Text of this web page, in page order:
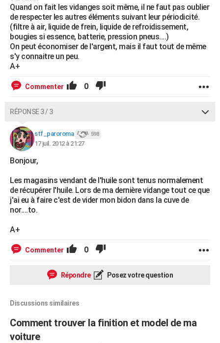
Quand on fait les vidanges soit même, il ne faut pas oublier
de respecter les autres éléments suivant leur périodicité.
(filtre à air, liquide de frein, liquide de refroidissement,
bougies si essence, batterie, pression pneus....)
On peut économiser de l'argent, mais il faut tout de même
s'y connaitre un peu.
A+
Commenter 0
RÉPONSE 3 / 3
stf_paroroma 598
17 juil. 2012 à 21:27
Bonjour,
Les magasins vendant de l'huile sont tenus normalement
de récupérer l'huile. Lors de ma dernière vidange tout ce que
j'ai eu à faire c'est de vider mon bidon dans la cuve de
nor....to.
A+
Commenter 0
Répondre Posez votre question
Discussions similaires
Comment trouver la finition et model de ma
voiture